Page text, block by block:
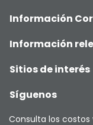
Información
Información
Sitios de interés
Síguenos
Consulta los